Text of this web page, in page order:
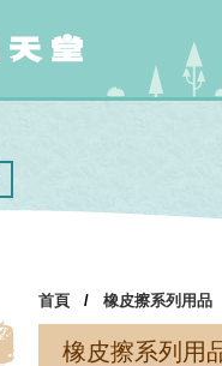
首頁 / 橡皮擦系列用品
橡皮擦系列用